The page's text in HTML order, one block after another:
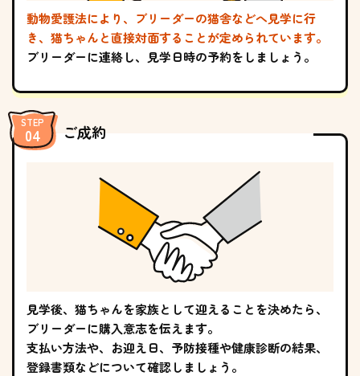
動物愛護法により、ブリーダーの猫舎などへ見学に行
き、猫ちゃんと直接対面することが定められています。
ブリーダーに連絡し、見学日時の予約をしましょう。
ご成約
見学後、猫ちゃんを家族として迎えることを決めたら、
ブリーダーに購入意志を伝えます。
支払い方法や、お迎え日、予防接種や健康診断の結果、
登録書類などについて確認しましょう。